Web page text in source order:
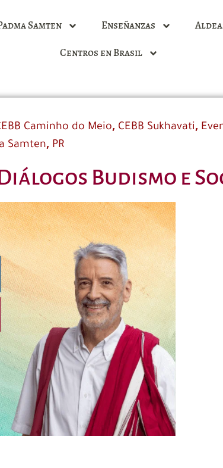
Samten Enseñanzas
Centros en Brasil
Caminho do Meio, CEBB Sukhavati,
Samten, PR
Budismo e